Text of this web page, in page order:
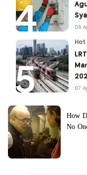
06
Hot
07